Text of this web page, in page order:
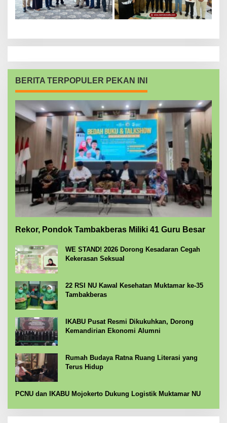
BERITA TERPOPULER PEKAN INI
Rekor, Pondok Tambakberas Miliki 41 Guru Besar
WE STAND! 2026 Dorong Kesadaran Cegah
Kekerasan Seksual
22 RSI NU Kawal Kesehatan Muktamar ke-35
Tambakberas
IKABU Pusat Resmi Dikukuhkan, Dorong
Kemandirian Ekonomi Alumni
Rumah Budaya Ratna Ruang Literasi yang
Terus Hidup
PCNU dan IKABU Mojokerto Dukung Logistik Muktamar NU